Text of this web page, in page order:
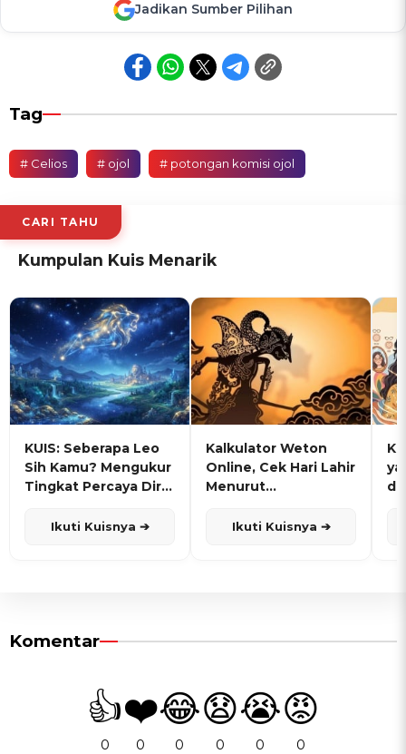
Jadikan Sumber Pilihan
Tag
# Celios # ojol # potongan komisi ojol
CARI TAHU
Kumpulan Kuis Menarik
KUIS: Seberapa Leo
Sih Kamu? Mengukur
Tingkat Percaya Diri
Ikuti Kuisnya ➔
Kalkulator Weton
Online, Cek Hari Lahir
Menurut
Ikuti Kuisnya ➔
Komentar
👍
0
❤️
0
😂
0
😧
0
😭
0
😡
0